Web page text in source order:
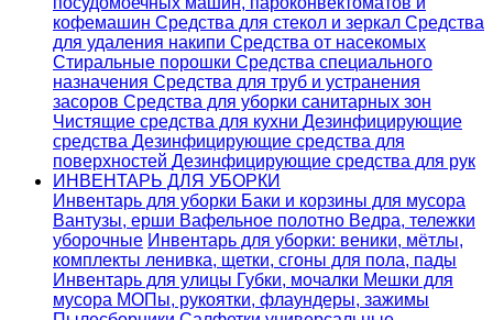
кофемашин Средства для стекол и зеркал Средства
для удаления накипи Средства от насекомых
Стиральные порошки Cредства специального
назначения Средства для труб и устранения
засоров Средства для уборки санитарных зон
Чистящие средства для кухни Дезинфицирующие
средства Дезинфицирующие средства для
поверхностей Дезинфицирующие средства для рук
ИНВЕНТАРЬ ДЛЯ УБОРКИ
Инвентарь для уборки Баки и корзины для мусора
Вантузы, ерши Вафельное полотно Ведра, тележки
уборочные Инвентарь для уборки: веники, мётлы,
комплекты ленивка, щетки, сгоны для пола, пады
Инвентарь для улицы Губки, мочалки Мешки для
мусора МОПы, рукоятки, флаундеры, зажимы